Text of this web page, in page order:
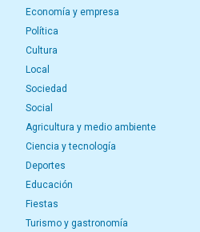
Economía y empresa
Política
Cultura
Local
Sociedad
Social
Agricultura y medio ambiente
Ciencia y tecnología
Deportes
Educación
Fiestas
Turismo y gastronomía